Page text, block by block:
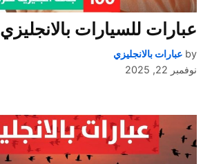
عبارات للسيارات بالانجليزي
by عبارات بالانجليزي
نوفمبر 22, 2025